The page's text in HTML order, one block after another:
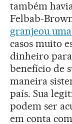
também
Felbab-
granjeou
casos muito
dinheiro
benefício de
maneira
país. Sua
podem ser
em conta